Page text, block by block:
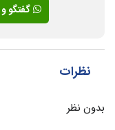
گفتگو
نظرات
بدون نظر